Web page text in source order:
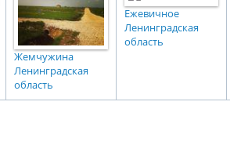
Жемчужина
Ленинградская
область
Ежевичное
Ленинградская
область